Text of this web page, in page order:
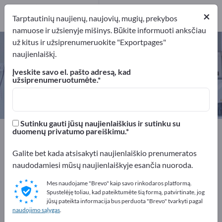
Medžiagos patikros mašinos –
raskite gamintojus ir tiekėjus
Eksportuotojai Gamintojai
Gamintojai3
Exportpages
Medicina ir laboratorinė technika
Reklamuokitės nemokamai
Exportpages!
Poreikiai – Pasiūlymai – Naudotos prekės – Verslo
kontaktai >> pradėkite čia
×
Tarptautinių naujienų, naujovių, mugių, prekybos
namuose ir užsienyje mišinys. Būkite informuoti anksčiau
už kitus ir užsiprenumeruokite "Exportpages"
naujienlaiškį.
Įveskite savo el. pašto adresą, kad
užsiprenumeruotumėte.
Sutinku gauti jūsų naujienlaiškius ir sutinku su
duomenų privatumo pareiškimu.
Galite bet kada atsisakyti naujienlaiškio prenumeratos
naudodamiesi mūsų naujienlaiškyje esančia nuoroda.
Mes naudojame "Brevo" kaip savo rinkodaros platformą.
Spustelėję toliau, kad pateiktumėte šią formą, patvirtinate, jog
jūsų pateikta informacija bus perduota "Brevo" tvarkyti pagal
naudojimo sąlygas.